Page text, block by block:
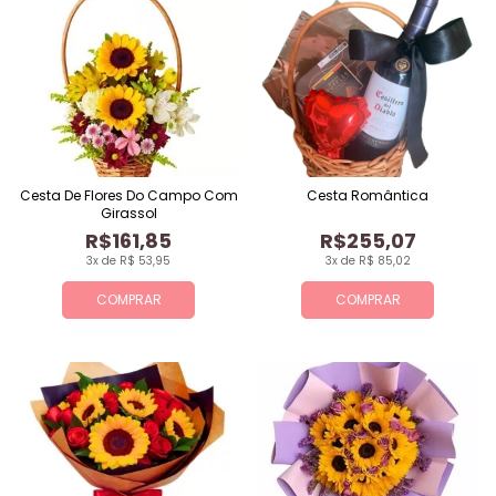
COMPRAR
3x de R$ 53,95
R$161,85
Cesta De Flores Do Campo Com
Girassol
COMPRAR
3x de R$ 85,02
R$255,07
Cesta Romântica